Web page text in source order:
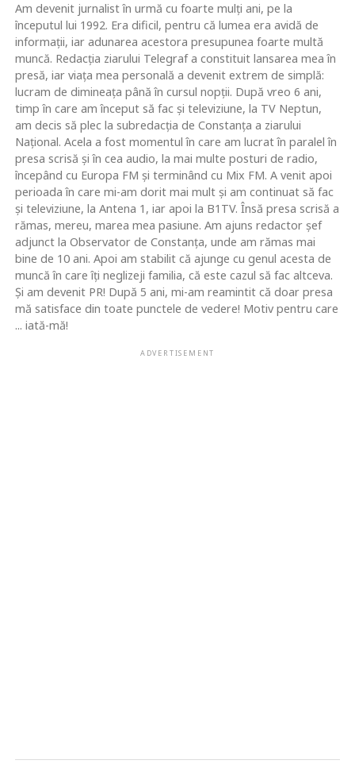
Am devenit jurnalist în urmă cu foarte mulţi ani, pe la
începutul lui 1992. Era dificil, pentru că lumea era avidă de
informaţii, iar adunarea acestora presupunea foarte multă
muncă. Redacţia ziarului Telegraf a constituit lansarea mea în
presă, iar viaţa mea personală a devenit extrem de simplă:
lucram de dimineaţa până în cursul nopţii. După vreo 6 ani,
timp în care am început să fac şi televiziune, la TV Neptun,
am decis să plec la subredacţia de Constanţa a ziarului
Naţional. Acela a fost momentul în care am lucrat în paralel în
presa scrisă şi în cea audio, la mai multe posturi de radio,
începând cu Europa FM şi terminând cu Mix FM. A venit apoi
perioada în care mi-am dorit mai mult şi am continuat să fac
şi televiziune, la Antena 1, iar apoi la B1TV. Însă presa scrisă a
rămas, mereu, marea mea pasiune. Am ajuns redactor şef
adjunct la Observator de Constanţa, unde am rămas mai
bine de 10 ani. Apoi am stabilit că ajunge cu genul acesta de
muncă în care îţi neglizeji familia, că este cazul să fac altceva.
Şi am devenit PR! După 5 ani, mi-am reamintit că doar presa
mă satisface din toate punctele de vedere! Motiv pentru care
... iată-mă!
ADVERTISEMENT